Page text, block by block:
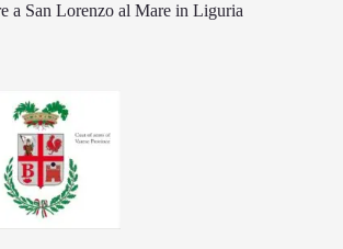
a San Lorenzo al Mare in Liguria